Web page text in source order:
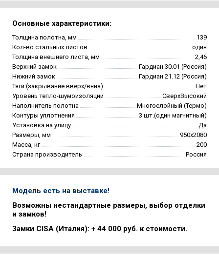
Основные характеристики:
Толщина полотна, мм
139
Кол-во стальных листов
один
Толщина внешнего листа, мм
2,46
Верхний замок
Гардиан 30.01 (Россия)
Нижний замок
Гардиан 21.12 (Россия)
Тяги (закрывание вверх/вниз)
Нет
Уровень тепло-шумоизоляции
СверхВысокий
Наполнитель полотна
Многослойный (Термо)
Контуры уплотнения
3 шт.(один магнитный)
Установка на улицу
Да
Размеры, мм
950х2080
Масса, кг
200
Страна производитель
Россия
Модель есть на выставке!
Возможны нестандартные размеры, выбор отделки
и замков!
Замки CISA (Италия): + 44 000 руб. к стоимости.